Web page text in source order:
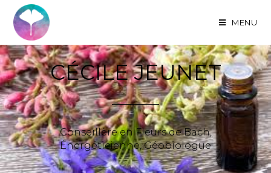
MENU
CÉCILE JEUNET
Conseillère en Fleurs de Bach,
Énergéticienne, Géobiologue